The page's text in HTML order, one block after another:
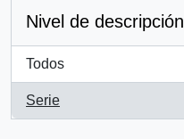
Nivel de descripción
Todos
Serie
, 165 resultados